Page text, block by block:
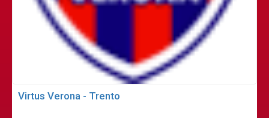
Virtus Verona - Trento